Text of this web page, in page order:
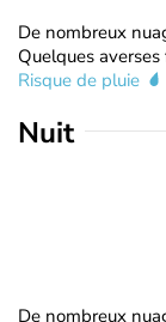
De nombreux
Quelques averses
Risque de pluie
Nuit
De nombreux